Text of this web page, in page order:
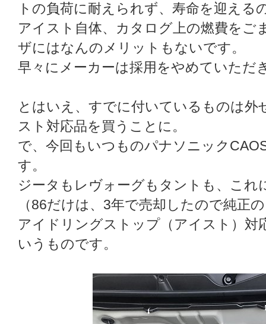
トの負荷に耐えられず、寿命を迎える
アイスト自体、カタログ上の燃費をご
ザにはなんのメリットもないです。
早々にメーカーは採用をやめていただ
とはいえ、すでに付いているものは
スト対応品を買うことに。
で、今回もいつものパナソニック
す。
ジータもレヴォーグもタントも、これ
（86だけは、3年で売却したので純正
アイドリングストップ（アイスト）対
いうものです。